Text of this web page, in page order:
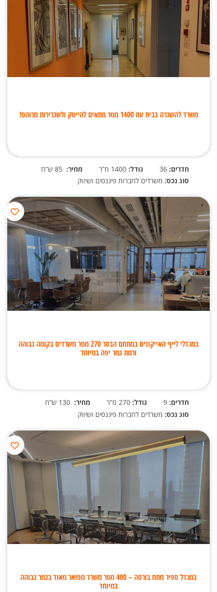
משרד להשכרה בבית עוז 1400 מטר מתאים להייטק ולשגרירות מרוהט!
חדרים: גודל: מחיר:
סוג נכס: משרדים לחברות פיננסים ושיווק
במגדלי לייף האייקונים במתחם הבסר 270 מטר משרדים בקומה גבוהה
ורמת גמר יפה במיוחד
חדרים: גודל: מחיר:
סוג נכס: משרדים לחברות פיננסים ושיווק
במגדל ספיר מתח בורסה – 400 מטר משרד מפואר מאוד בגמר גבוהה
במיוחד